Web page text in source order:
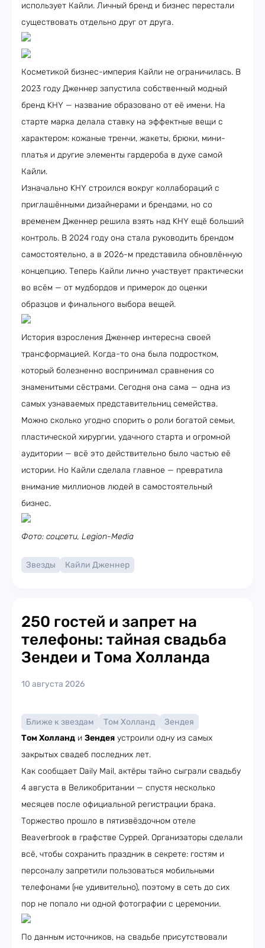
использует Кайли. Личный бренд и бизнес перестали
существовать отдельно друг от друга.
Косметикой бизнес-империя Кайли не ограничилась. В
2023 году Дженнер запустила собственный модный
бренд KHY — название образовано от её имени. На
старте марка делала ставку на эффектные вещи с
характером: кожаные тренчи, жакеты, брюки, мини-
платья и другие элементы гардероба в духе самой
Кайли.
Изначально KHY строился вокруг коллабораций с
приглашёнными дизайнерами и брендами, но со
временем Дженнер решила взять над KHY ещё больший
контроль. В 2024 году она стала руководить брендом
самостоятельно, а в 2026-м представила обновлённую
концепцию. Теперь Кайли лично участвует практически
во всём — от мудбордов и примерок до оценки
образцов и финального выбора вещей.
История взросления Дженнер интересна своей
трансформацией. Когда-то она была подростком,
который болезненно воспринимал сравнения со
знаменитыми сёстрами. Сегодня она сама — одна из
самых узнаваемых представительниц семейства.
Можно сколько угодно спорить о роли богатой семьи,
пластической хирургии, удачного старта и огромной
аудитории — всё это действительно было частью её
истории. Но Кайли сделала главное — превратила
внимание миллионов людей в самостоятельный
бизнес.
Фото: соцсети, Legion-Media
Звезды Кайли Дженнер
250 гостей и запрет на
телефоны: тайная свадьба
Зендеи и Тома Холланда
10 августа 2026
Ближе к звездам Том Холланд
Зендея
Том Холланд и Зендея устроили одну из самых
закрытых свадеб последних лет.
Как сообщает Daily Mail, актёры тайно сыграли свадьбу
4 августа в Великобритании — спустя несколько
месяцев после официальной регистрации брака.
Торжество прошло в пятизвёздочном отеле
Beaverbrook в графстве Суррей. Организаторы сделали
всё, чтобы сохранить праздник в секрете: гостям и
персоналу запретили пользоваться мобильными
телефонами (не удивительно), поэтому в сеть до сих
пор не попало ни одной фотографии с церемонии.
По данным источников, на свадьбе присутствовали